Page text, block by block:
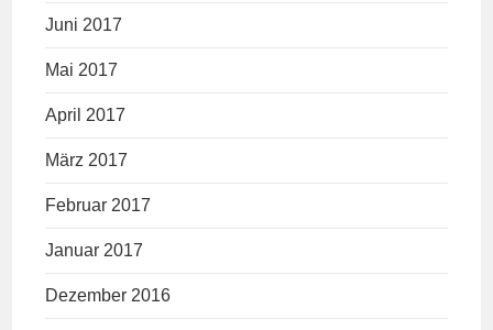
Juni 2017
Mai 2017
April 2017
März 2017
Februar 2017
Januar 2017
Dezember 2016